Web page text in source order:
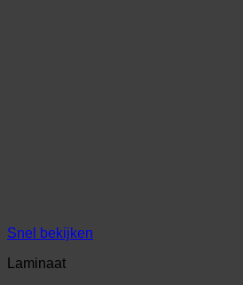
Snel bekijken
Laminaat